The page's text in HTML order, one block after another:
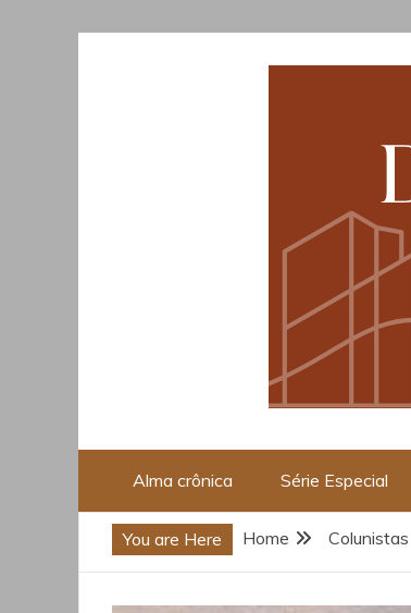
Opinião, Cultura e
Alma crônica Série Especial
You are Here Home Colunistas